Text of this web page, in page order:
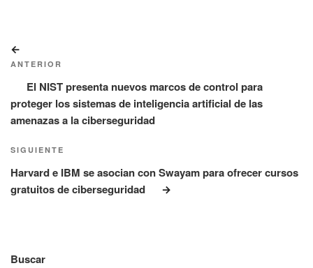
de
entradas
anterior:
ANTERIOR
El NIST presenta nuevos marcos de control para
proteger los sistemas de inteligencia artificial de las
amenazas a la ciberseguridad
Siguiente
entrada
SIGUIENTE
Harvard e IBM se asocian con Swayam para ofrecer cursos
gratuitos de ciberseguridad
Buscar